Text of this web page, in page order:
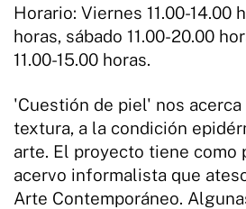
Horario: Viernes 11.00-14.00
horas, sábado 11.00-20.00
11.00-15.00 horas.
'Cuestión de piel' nos acerca
textura, a la condición
arte. El proyecto tiene como
acervo informalista que
Arte Contemporáneo.